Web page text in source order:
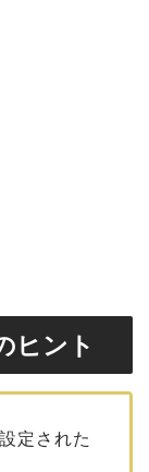
ヒント
定された